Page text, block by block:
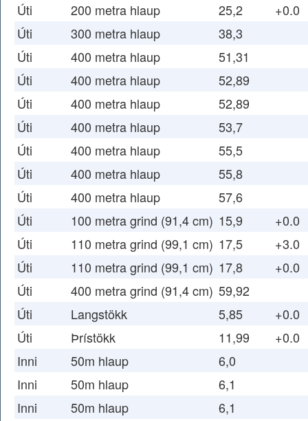
Úti
200 metra hlaup 25,2
+0.0
Úti
300 metra hlaup
38,3
Úti
400 metra hlaup
51,31
Úti
400 metra hlaup
52,89
Úti
400 metra hlaup
52,89
Úti
400 metra hlaup
53,7
Úti
400 metra hlaup
55,5
Úti
400 metra hlaup
55,8
Úti
400 metra hlaup
57,6
Úti
100 metra grind (91,4 cm) 15,9
+0.0
Úti
110 metra grind (99,1 cm) 17,5
+3.0
Úti
110 metra grind (99,1 cm) 17,8
+0.0
Úti
400 metra grind (91,4 cm) 59,92
Úti
Langstökk 5,85
+0.0
Úti
Þrístökk 11,99
+0.0
Inni
50m hlaup
6,0
Inni
50m hlaup
6,1
Inni
50m hlaup
6,1